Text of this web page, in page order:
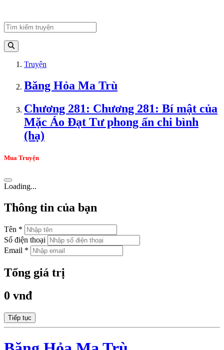
Truyện
Băng Hỏa Ma Trù
Chương 281: Chương 281: Bí mật của
Mặc Áo Đạt Tư phong ấn chi bình
(hạ)
Mua Truyện
Loading...
Thông tin của bạn
Tên *
Số điện thoại
Email *
Tổng giá trị
0 vnđ
Tiếp tục